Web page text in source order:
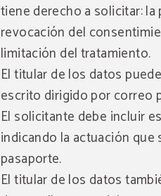
tiene derecho a solicitar:
revocación del
limitación del tratamiento.
El titular de los datos
escrito dirigido por correo
El solicitante debe incluir
indicando la actuación
pasaporte.
El titular de los datos